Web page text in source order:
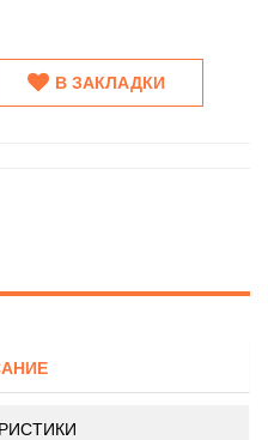
В ЗАКЛАДКИ